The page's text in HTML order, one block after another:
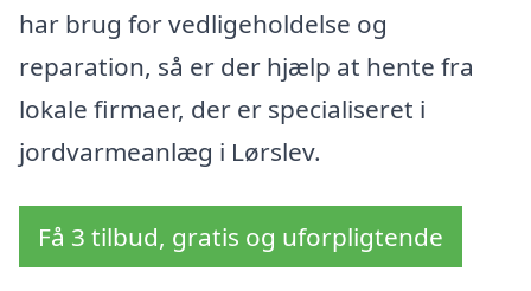
har brug for vedligeholdelse og
reparation, så er der hjælp at hente fra
lokale firmaer, der er specialiseret i
jordvarmeanlæg i Lørslev.
Få 3 tilbud, gratis og uforpligtende